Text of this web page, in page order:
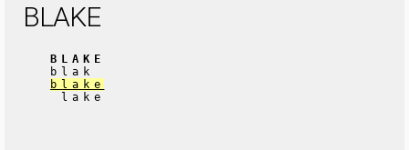
BLAKE
BLAKE
blak
blake
lake